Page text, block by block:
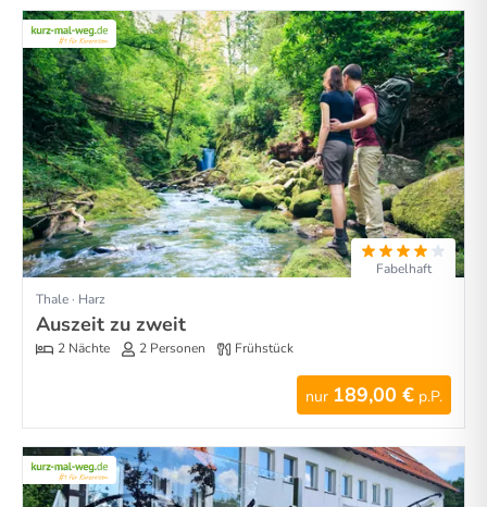
Fabelhaft
Thale · Harz
Auszeit zu zweit
2 Nächte 2 Personen Frühstück
nur 189,00 € p.P.